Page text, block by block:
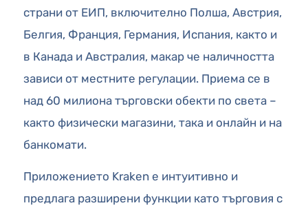
страни от ЕИП, включително Полша, Австрия,
Белгия, Франция, Германия, Испания, както и
в Канада и Австралия, макар че наличността
зависи от местните регулации. Приема се в
над 60 милиона търговски обекти по света –
както физически магазини, така и онлайн и на
банкомати.
Приложението Kraken е интуитивно и
предлага разширени функции като търговия с